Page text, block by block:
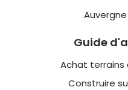
Guide
Achat terrains
Construire